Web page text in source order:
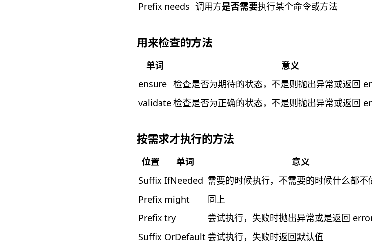
Prefix needs 调用方是否需要执行某个命令或方法
用来检查的方法
单词 意义
ensure 检查是否为期待的状态，不是则抛出异常或返回
validate检查是否为正确的状态，不是则抛出异常或返回
按需求才执行的方法
位置 单词 意义
Suffix IfNeeded 需要的时候执行，不需要的时候什么都不
Prefix might 同上
Prefix try 尝试执行，失败时抛出异常或是返回
Suffix OrDefault 尝试执行，失败时返回默认值